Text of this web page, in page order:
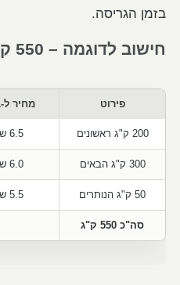
בזמן הגריסה.
חישוב לדוגמה – 550 ק"ג
פירוט מחיר ל-1 ק"ג
200 ק"ג ראשונים 6.5 ש"ח
300 ק"ג הבאים 6.0 ש"ח
50 ק"ג הנותרים 5.5 ש"ח
סה"כ 550 ק"ג